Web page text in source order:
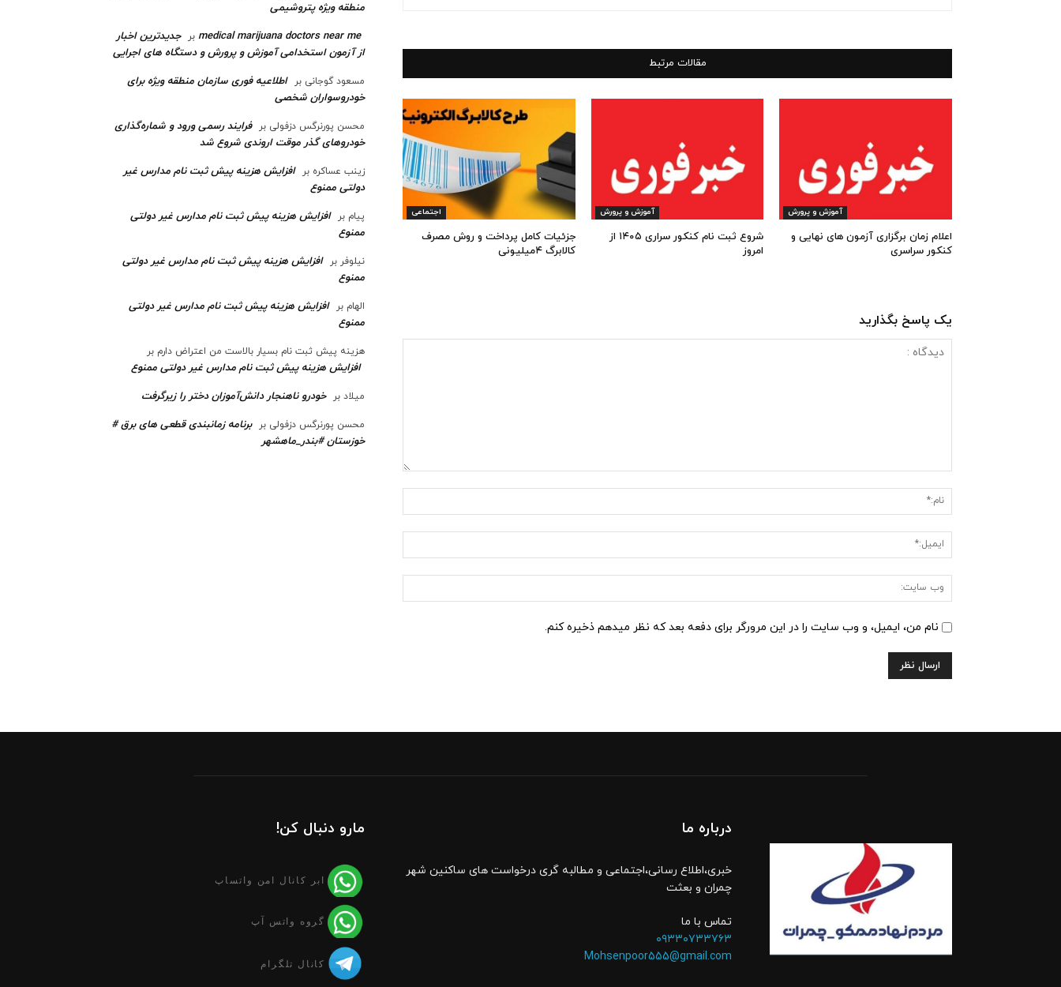
مقالات مرتبط
آموزش و پرورش
اعلام زمان برگزاری آزمون های نهایی و
کنکور سراسری
آموزش و پرورش
شروع ثبت نام کنکور سراری ۱۴۰۵ از
امروز
اجتماعی
جزئیات کامل پرداخت و روش مصرف
کالابرگ ۴میلیونی
یک پاسخ بگذارید
سایت:
نام من، ایمیل، و وب سایت را در این مرورگر برای دفعه بعد که نظر میدهم ذخیره کنم.
منطقه ویژه پتروشیمی‌
medical marijuana doctors near me بر
جدیدترین اخبار
از آزمون استخدامی آموزش و پرورش و دستگاه های اجرایی
مسعود گوجانی بر
اطلاعیه فوری سازمان منطقه ویژه برای
خودروسواران شخصی
محسن پورنرگس دزفولی بر
فرایند رسمی ورود و شماره‌گذاری
خودرو‌های گذر موقت اروندی شروع شد
زینب عساکره بر
افزایش هزینه پیش ثبت نام مدارس غیر
دولتی ممنوع
پیام بر
افزایش هزینه پیش ثبت نام مدارس غیر دولتی
ممنوع
نیلوفر بر
افزایش هزینه پیش ثبت نام مدارس غیر دولتی
ممنوع
الهام بر
افزایش هزینه پیش ثبت نام مدارس غیر دولتی
ممنوع
هزینه پیش ثبت نام بسیار بالاست من اعتراض دارم بر
افزایش هزینه پیش ثبت نام مدارس غیر دولتی ممنوع
میلاد بر خودرو ناهنجار دانش‌آموزان دختر را زیرگرفت
محسن پورنرگس دزفولی بر
برنامه زمانبندی قطعی های برق #
خوزستان #بندر_ماهشهر
درباره ما
خبری،اطلاع رسانی،اجتماعی و مطالبه گری درخواست های ساکنین شهر
چمران و بعثت
تماس با ما
۰۹۳۳۰۷۳۳۷۶۳
Mohsenpoor555@gmail.com
مارو دنبال کن!
ابر کانال امن واتساپ
گروه واتس آپ
کانال تلگرام